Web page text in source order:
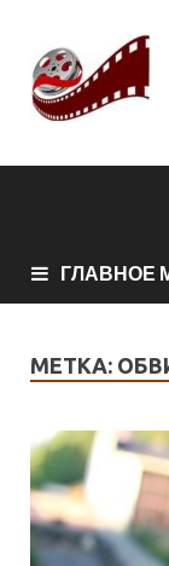
ГЛАВНОЕ
МЕТКА: